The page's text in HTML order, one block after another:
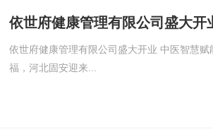
依世府健康管理有限公司盛大开
依世府健康管理有限公司盛大开业 中医智慧
福，河北固安迎来...